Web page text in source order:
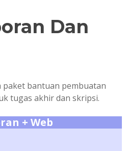
Dan
bantuan pembuatan
tugas akhir dan skripsi.
+ Web